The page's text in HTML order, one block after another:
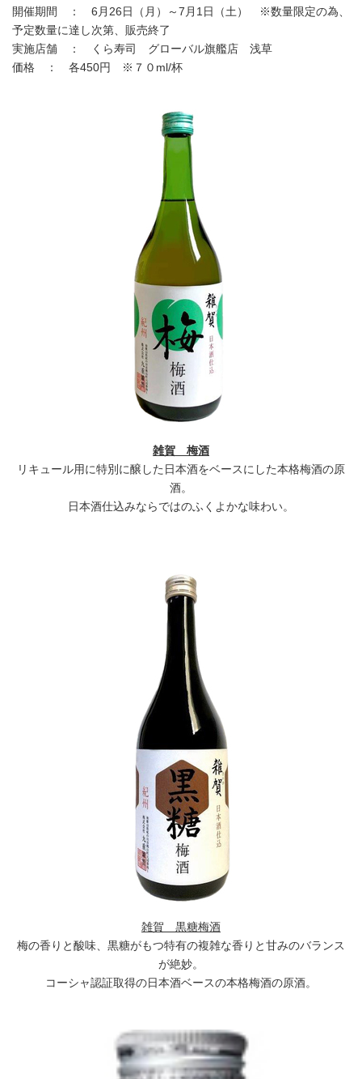
開催期間 ： 6月26日（月）～7月1日（土） ※数量限定の為、
予定数量に達し次第、販売終了
実施店舗 ： くら寿司 グローバル旗艦店 浅草
価格 ： 各450円 ※７０ml/杯
雑賀 梅酒
リキュール用に特別に醸した日本酒をベースにした本格梅酒の原
酒。
日本酒仕込みならではのふくよかな味わい。
雑賀 黒糖梅酒
梅の香りと酸味、黒糖がもつ特有の複雑な香りと甘みのバランス
が絶妙。
コーシャ認証取得の日本酒ベースの本格梅酒の原酒。
English